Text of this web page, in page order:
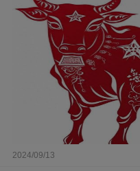
2024/09/13